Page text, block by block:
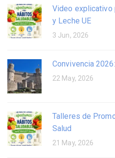
Video explicativo
y Leche UE
3 Jun, 2026
Convivencia
22 May, 2026
Talleres de
Salud
21 May, 2026